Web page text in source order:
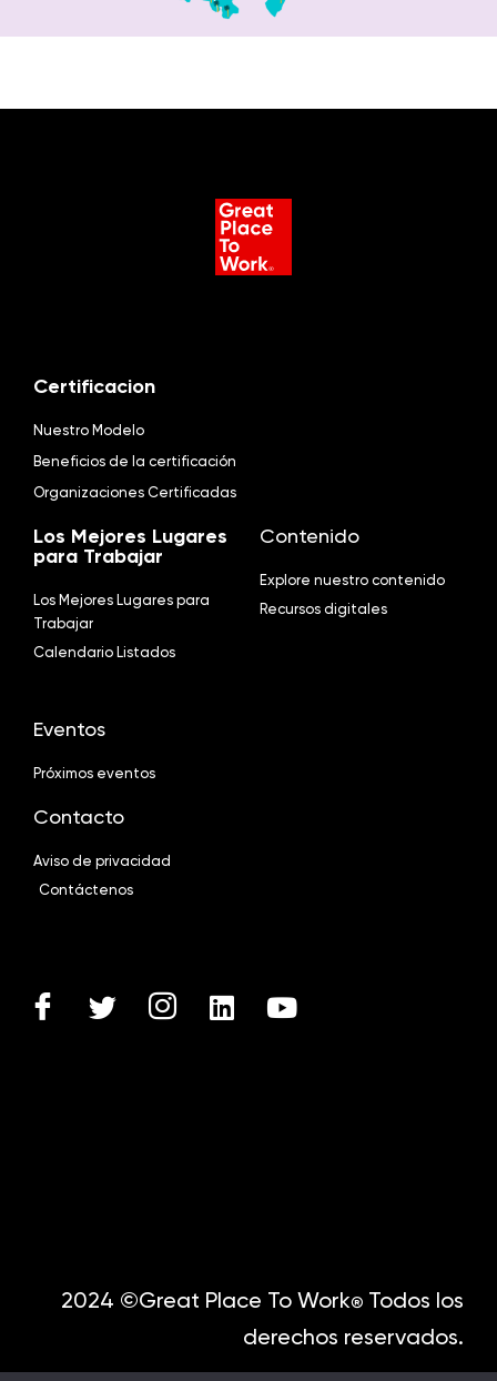
Certificacion
Nuestro Modelo
Beneficios de la certificación
Organizaciones Certificadas
Los Mejores Lugares
para Trabajar
Los Mejores Lugares para
Trabajar
Calendario Listados
Contenido
Explore nuestro contenido
Recursos digitales
Eventos
Próximos eventos
Contacto
Aviso de privacidad
Contáctenos
2024 ©Great Place To Work® Todos los
derechos reservados.